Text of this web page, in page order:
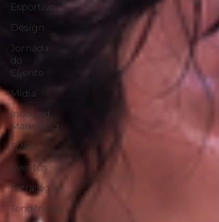
Esportivo
Design
Jornada
do
Cliente
Mídia
Inbound
Marketing
B2B
Eventos
Estratégia
Tendências